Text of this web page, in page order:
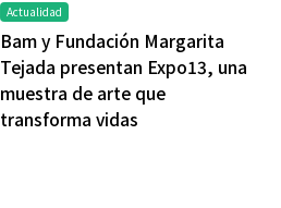
Actualidad
Bam y Fundación Margarita
Tejada presentan Expo13, una
muestra de arte que
transforma vidas